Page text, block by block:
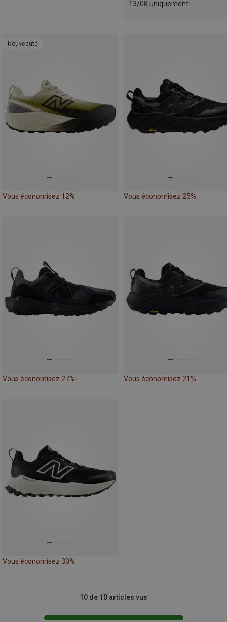
13/08 uniquement.
Nouveauté
Vous économisez 12% Vous économisez 25%
Vous économisez 27% Vous économisez 21%
Vous économisez 30%
10 de 10 articles vus